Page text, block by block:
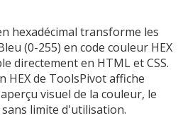
hexadécimal transforme les
(0-255) en code couleur HEX
directement en HTML et CSS.
HEX de ToolsPivot affiche
visuel de la couleur, le
limite d'utilisation.